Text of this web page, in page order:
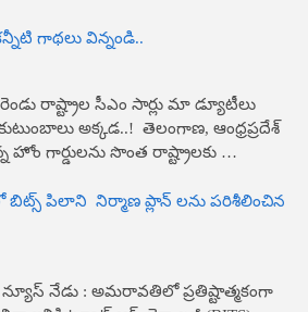
గాథలు విన్నండి..
రాష్ట్రాల సీఎం సార్లు మా డ్యూటీలు
అక్కడ..! తెలంగాణ, ఆంధ్రప్రదేశ్
హోం గార్డులను సొంత రాష్ట్రాలకు …
పిలాని నిర్మాణ ప్లాన్ లను పరిశీలించిన
నేడు : అమరావతిలో ప్రతిష్టాత్మకంగా